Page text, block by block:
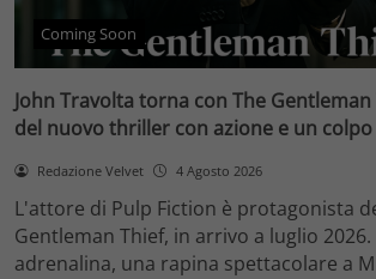
Coming Soon
John Travolta torna con The
del nuovo thriller con azione e un
Redazione Velvet 4 Agosto 2026
L'attore di Pulp Fiction è protagonista
Gentleman Thief, in arrivo a luglio
adrenalina, una rapina spettacolare a M